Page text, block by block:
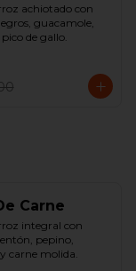
achiotado con
guacamole,
de gallo.
Carne
integral con
pepino,
carne molida.